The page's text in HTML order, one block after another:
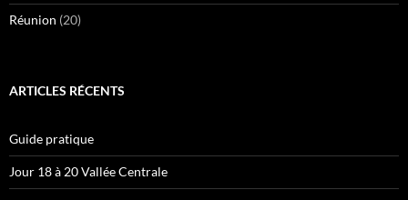
Réunion (20)
ARTICLES RÉCENTS
Guide pratique
Jour 18 à 20 Vallée Centrale